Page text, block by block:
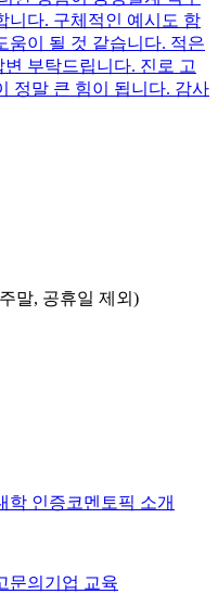
니다. 구체적인 예시도 함
움이 될 것 같습니다. 적은
부탁드립니다. 진로 고
정말 큰 힘이 됩니다. 감사
말, 공휴일 제외)
학 인증코멘토픽 소개
문의 기업 교육